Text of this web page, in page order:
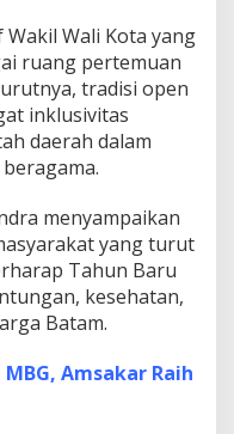
Wali Kota yang
ruang pertemuan
tradisi open
inklusivitas
daerah dalam
menyampaikan
yang turut
Tahun Baru
kesehatan,
Batam.
Amsakar Raih